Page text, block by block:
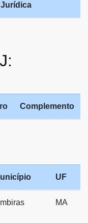
Complemento
UF
MA